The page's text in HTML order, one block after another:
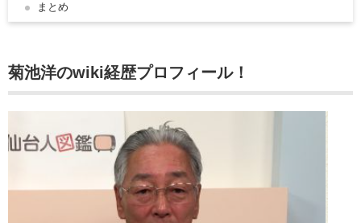
まとめ
菊池洋のwiki経歴プロフィール！